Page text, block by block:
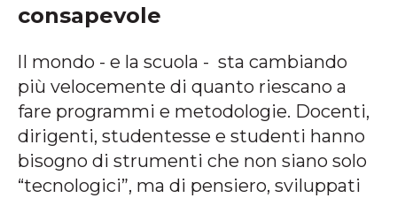
consapevole
lI mondo - e la scuola - sta cambiando
più velocemente di quanto riescano a
fare programmi e metodologie. Docenti,
dirigenti, studentesse e studenti hanno
bisogno di strumenti che non siano solo
“tecnologici”, ma di pensiero, sviluppati